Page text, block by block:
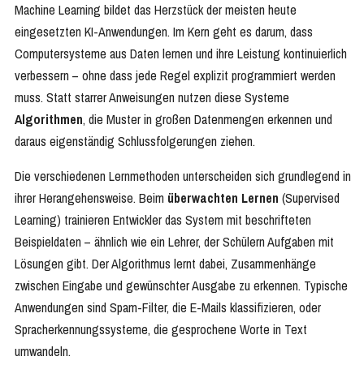
Machine Learning bildet das Herzstück der meisten heute
eingesetzten KI-Anwendungen. Im Kern geht es darum, dass
Computersysteme aus Daten lernen und ihre Leistung kontinuierlich
verbessern – ohne dass jede Regel explizit programmiert werden
muss. Statt starrer Anweisungen nutzen diese Systeme
Algorithmen, die Muster in großen Datenmengen erkennen und
daraus eigenständig Schlussfolgerungen ziehen.
Die verschiedenen Lernmethoden unterscheiden sich grundlegend in
ihrer Herangehensweise. Beim überwachten Lernen (Supervised
Learning) trainieren Entwickler das System mit beschrifteten
Beispieldaten – ähnlich wie ein Lehrer, der Schülern Aufgaben mit
Lösungen gibt. Der Algorithmus lernt dabei, Zusammenhänge
zwischen Eingabe und gewünschter Ausgabe zu erkennen. Typische
Anwendungen sind Spam-Filter, die E-Mails klassifizieren, oder
Spracherkennungssysteme, die gesprochene Worte in Text
umwandeln.